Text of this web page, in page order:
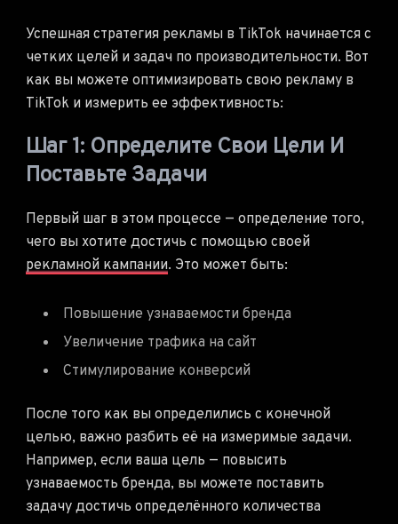
Успешная стратегия рекламы в TikTok начинается с
четких целей и задач по производительности. Вот
как вы можете оптимизировать свою рекламу в
TikTok и измерить ее эффективность:
Шаг 1: Определите Свои Цели И
Поставьте Задачи
Первый шаг в этом процессе — определение того,
чего вы хотите достичь с помощью своей
рекламной кампании. Это может быть:
Повышение узнаваемости бренда
Увеличение трафика на сайт
Стимулирование конверсий
После того как вы определились с конечной
целью, важно разбить её на измеримые задачи.
Например, если ваша цель — повысить
узнаваемость бренда, вы можете поставить
задачу достичь определённого количества